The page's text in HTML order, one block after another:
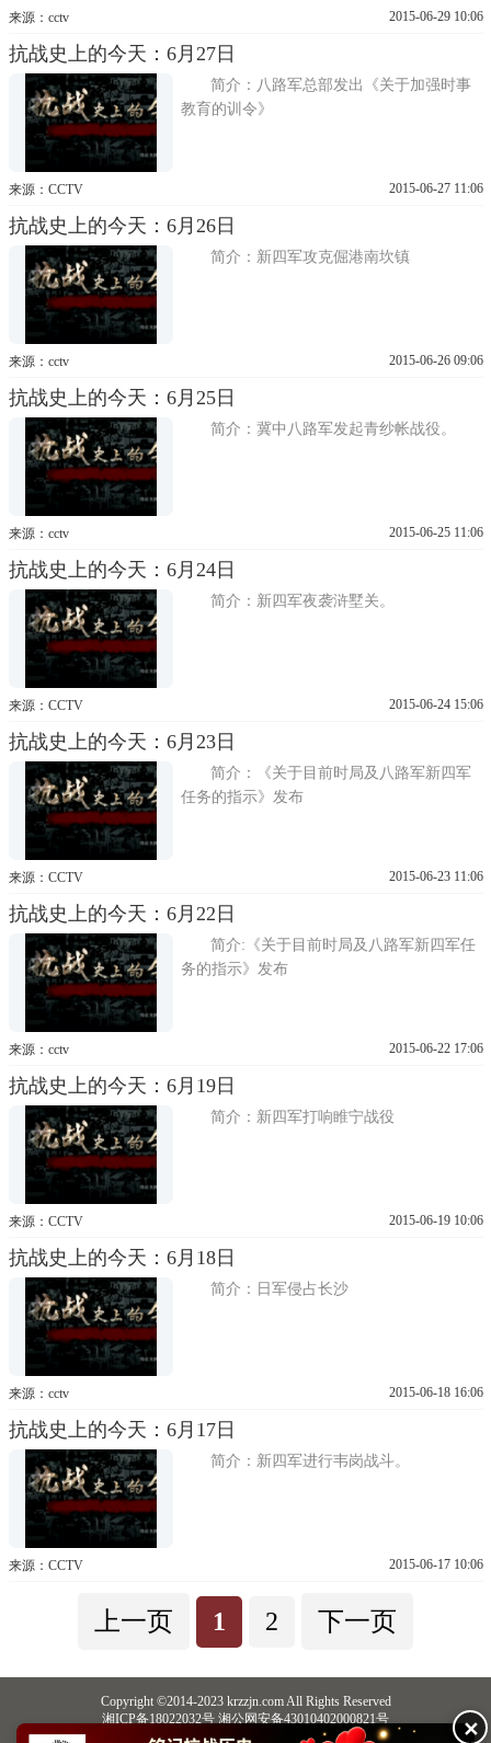
来源：cctv 2015-06-29 10:06
抗战史上的今天：6月27日
简介：八路军总部发出《关于加强时事
教育的训令》
来源：CCTV 2015-06-27 11:06
抗战史上的今天：6月26日
简介：新四军攻克倔港南坎镇
来源：cctv 2015-06-26 09:06
抗战史上的今天：6月25日
简介：冀中八路军发起青纱帐战役。
来源：cctv 2015-06-25 11:06
抗战史上的今天：6月24日
简介：新四军夜袭浒墅关。
来源：CCTV 2015-06-24 15:06
抗战史上的今天：6月23日
简介：《关于目前时局及八路军新四军
任务的指示》发布
来源：CCTV 2015-06-23 11:06
抗战史上的今天：6月22日
简介:《关于目前时局及八路军新四军任
务的指示》发布
来源：cctv 2015-06-22 17:06
抗战史上的今天：6月19日
简介：新四军打响睢宁战役
来源：CCTV 2015-06-19 10:06
抗战史上的今天：6月18日
简介：日军侵占长沙
来源：cctv 2015-06-18 16:06
抗战史上的今天：6月17日
简介：新四军进行韦岗战斗。
来源：CCTV 2015-06-17 10:06
上一页 1 2 下一页
Copyright ©2014-2023 krzzjn.com All Rights Reserved
湘ICP备18022032号 湘公网安备43010402000821号
中央网信办违法和不良信息举报中心
长沙市互联网违法和不良信息举报中心✕